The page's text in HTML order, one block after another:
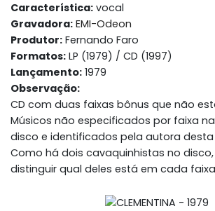
Característica: vocal
Gravadora: EMI-Odeon
Produtor: Fernando Faro
Formatos: LP (1979) / CD (1997)
Lançamento: 1979
Observação:
CD com duas faixas bônus que não
Músicos não especificados por faixa
disco e identificados pela autora desta
Como há dois cavaquinhistas no
distinguir qual deles está em cada